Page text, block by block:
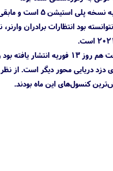
کنسول‌های این ماه بودند.